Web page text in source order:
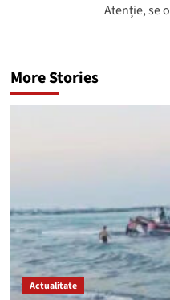
Atenție, se
More Stories
Actualitate